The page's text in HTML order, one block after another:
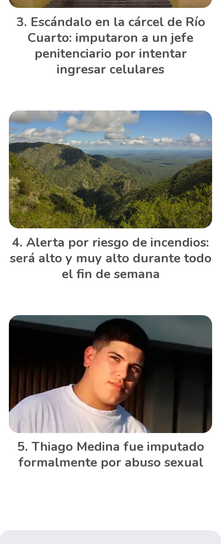
Escándalo en la cárcel de Río
Cuarto: imputaron a un jefe
penitenciario por intentar
ingresar celulares
Alerta por riesgo de incendios:
será alto y muy alto durante todo
el fin de semana
Thiago Medina fue imputado
formalmente por abuso sexual